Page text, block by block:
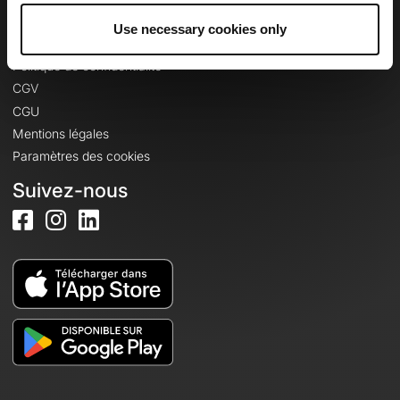
Use necessary cookies only
Informations légales
Politique de confidentialité
CGV
CGU
Mentions légales
Paramètres des cookies
Suivez-nous